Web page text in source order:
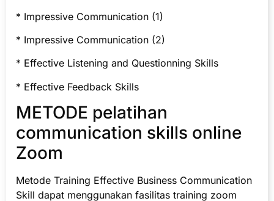
* Impressive Communication (1)
* Impressive Communication (2)
* Effective Listening and Questionning Skills
* Effective Feedback Skills
METODE pelatihan
communication skills online
Zoom
Metode Training Effective Business Communication
Skill dapat menggunakan fasilitas training zoom